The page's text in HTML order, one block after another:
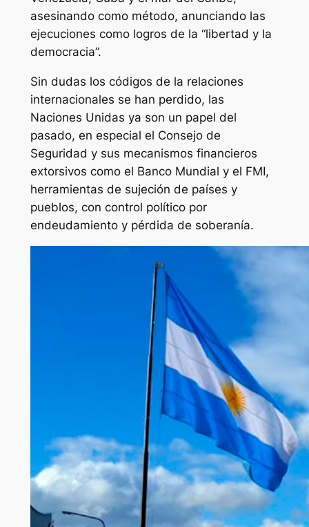
asesinando como método, anunciando las
ejecuciones como logros de la “libertad y la
democracia”.
Sin dudas los códigos de la relaciones
internacionales se han perdido, las
Naciones Unidas ya son un papel del
pasado, en especial el Consejo de
Seguridad y sus mecanismos financieros
extorsivos como el Banco Mundial y el FMI,
herramientas de sujeción de países y
pueblos, con control político por
endeudamiento y pérdida de soberanía.